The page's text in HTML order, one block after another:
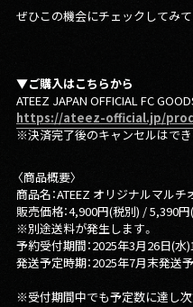
ぜひこの機会にチェックしてみて
▼ご購入はこちらから
ATEEZ JAPAN OFFICIAL FC
https://ateez-official.jp/
※決済完了後のキャンセルはでき
〈商品概要〉
商品名：ATEEZ オリジナルマル
販売価格：4,900円(税別) / 5,390
※別途送料が発生します。
予約受付期間：2025年3月26日(水
発送予定時期：2025年7月末発送
※受付期間中でも予定数に達し